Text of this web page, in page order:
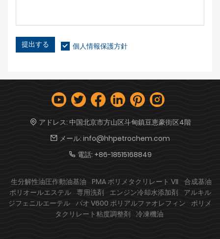
提出する 個人情報保護方針
アドレス: 中国北京市方山区斗甸鎮豆恵豪街区4階
メール: info@hhpetrochem.com
電話: +86-18515168849
生分解性油圧作動油基油 PMA ポリメタクリレート Ⅶ 合成基油
ポリオールエステル 専用洗剤 エンジン冷却水添加剤
アルキル
ジフェニルエーテル パオ V600 ポリアルファオレフィン
ポリメ
タクリレート粘度調整剤 冷凍機油